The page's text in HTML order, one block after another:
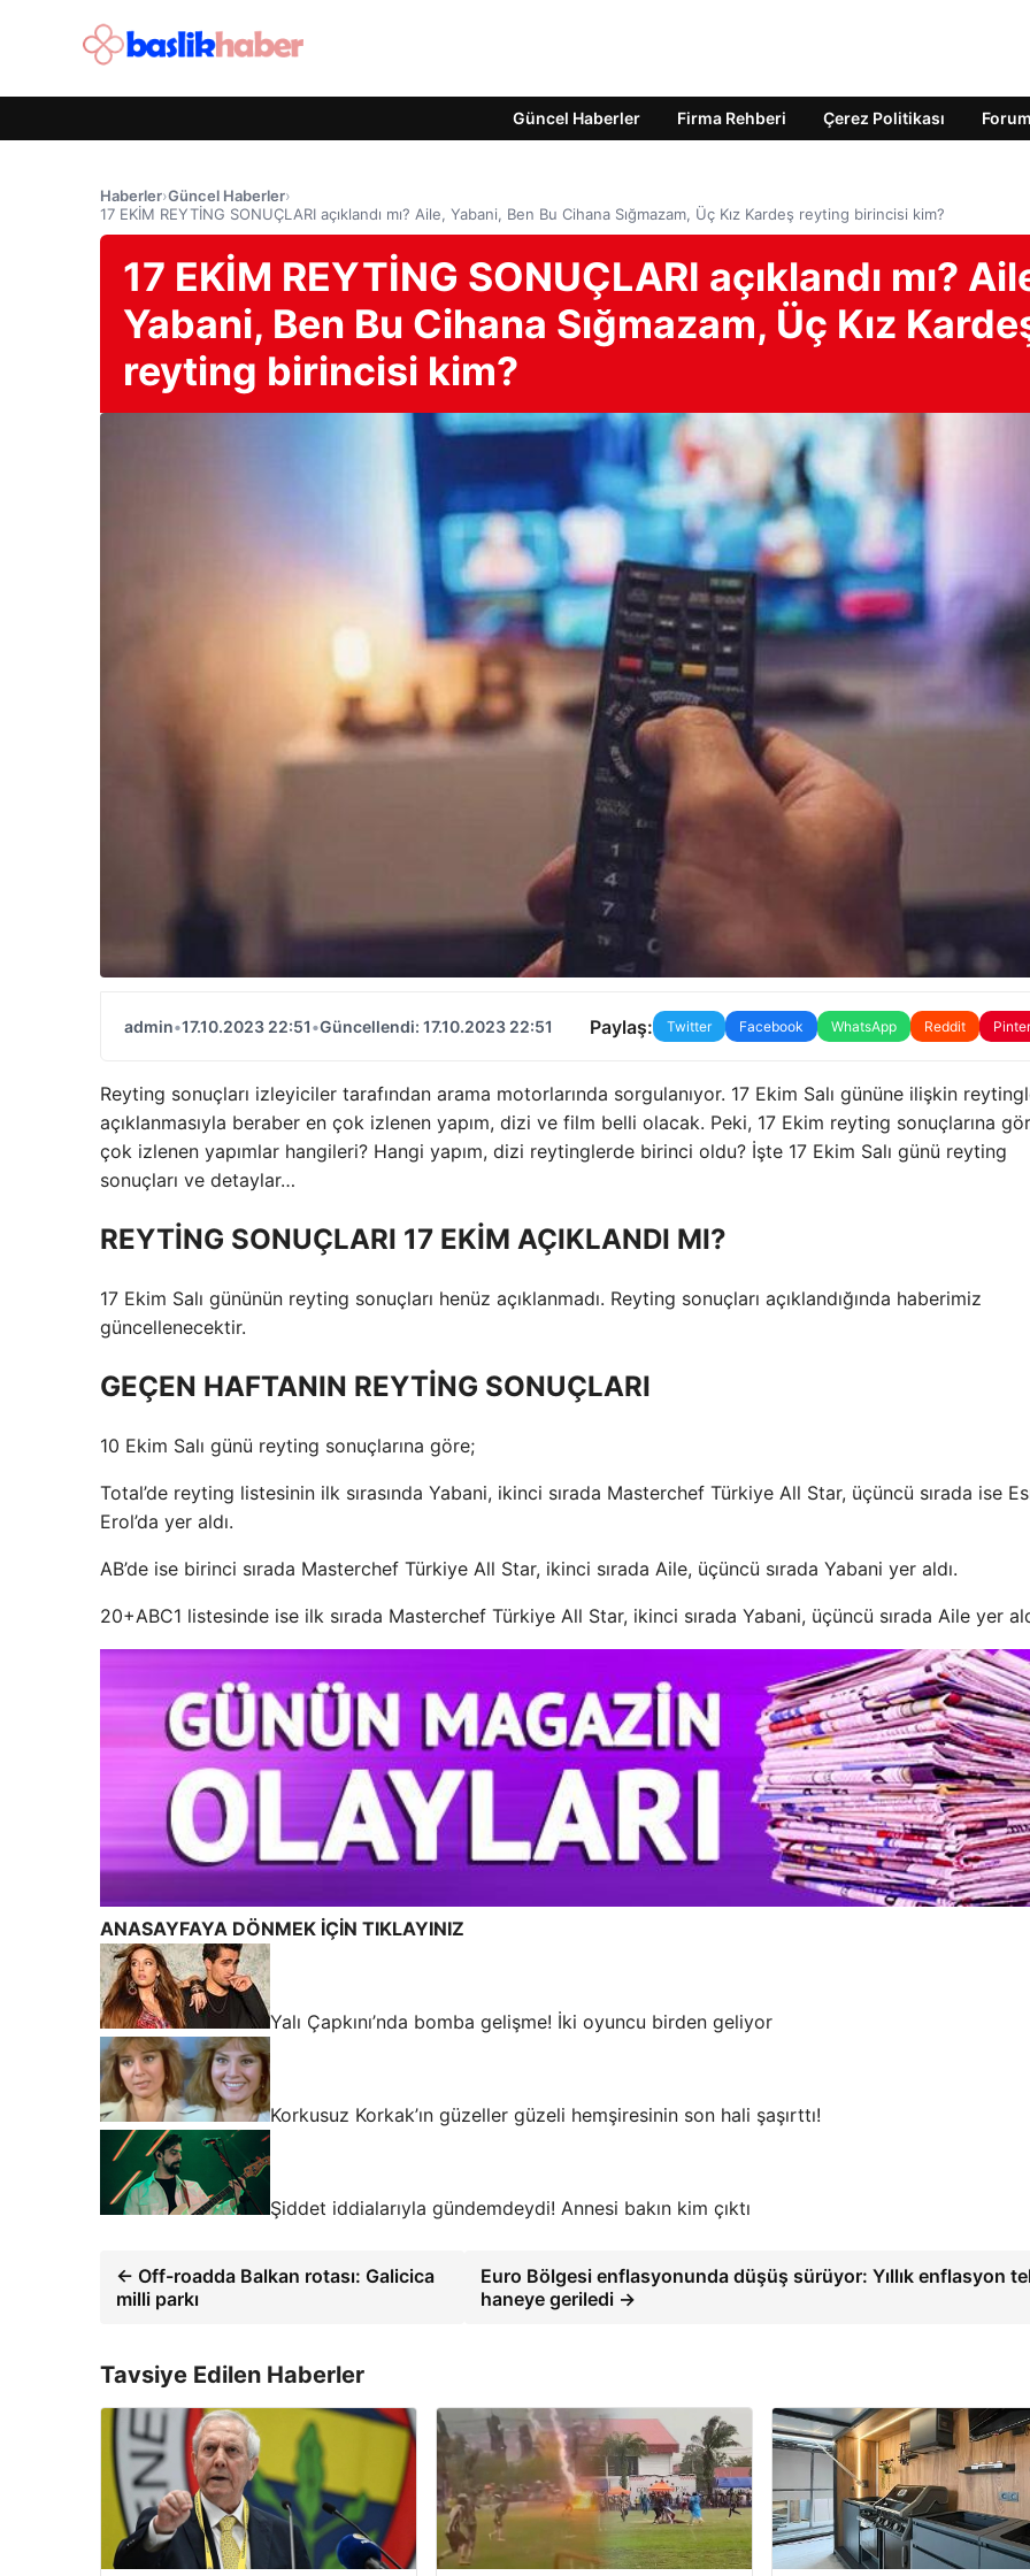
Güncel Haberler Firma Rehberi Çerez Politikası Forum
Haberler›Güncel Haberler›
17 EKİM REYTİNG SONUÇLARI açıklandı mı? Aile, Yabani, Ben Bu Cihana Sığmazam, Üç Kız Kardeş reyting birincisi kim?
17 EKİM REYTİNG SONUÇLARI açıklandı mı?
Yabani, Ben Bu Cihana Sığmazam, Üç Kız
reyting birincisi kim?
admin•17.10.2023 22:51•Güncellendi: 17.10.2023 22:51 Paylaş: Twitter Facebook WhatsApp Reddit
Reyting sonuçları izleyiciler tarafından arama motorlarında sorgulanıyor. 17 Ekim Salı gününe ilişkin
açıklanmasıyla beraber en çok izlenen yapım, dizi ve film belli olacak. Peki, 17 Ekim reyting sonuçlarına
çok izlenen yapımlar hangileri? Hangi yapım, dizi reytinglerde birinci oldu? İşte 17 Ekim Salı günü reyting
sonuçları ve detaylar…
REYTİNG SONUÇLARI 17 EKİM AÇIKLANDI MI?
17 Ekim Salı gününün reyting sonuçları henüz açıklanmadı. Reyting sonuçları açıklandığında haberimiz
güncellenecektir.
GEÇEN HAFTANIN REYTİNG SONUÇLARI
10 Ekim Salı günü reyting sonuçlarına göre;
Total’de reyting listesinin ilk sırasında Yabani, ikinci sırada Masterchef Türkiye All Star, üçüncü sırada ise
Erol’da yer aldı.
AB’de ise birinci sırada Masterchef Türkiye All Star, ikinci sırada Aile, üçüncü sırada Yabani yer aldı.
20+ABC1 listesinde ise ilk sırada Masterchef Türkiye All Star, ikinci sırada Yabani, üçüncü sırada Aile yer
ANASAYFAYA DÖNMEK İÇİN TIKLAYINIZ
Yalı Çapkını’nda bomba gelişme! İki oyuncu birden geliyor
Korkusuz Korkak’ın güzeller güzeli hemşiresinin son hali şaşırttı!
Şiddet iddialarıyla gündemdeydi! Annesi bakın kim çıktı
← Off-roadda Balkan rotası: Galicica
milli parkı
Euro Bölgesi enflasyonunda düşüş sürüyor: Yıllık enflasyon
haneye geriledi →
Tavsiye Edilen Haberler